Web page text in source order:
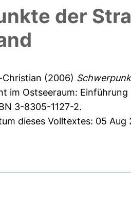
der
(2006)
im Ostseeraum:
3-8305-1127-2.
dieses Volltextes: 05 Aug